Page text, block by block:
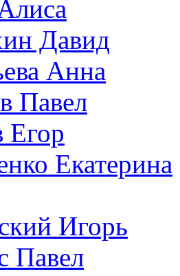
Давид
Анна
Павел
Егор
Екатерина
Игорь
Павел